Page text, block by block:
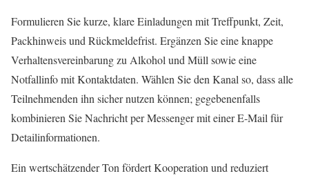
Formulieren Sie kurze, klare Einladungen mit Treffpunkt, Zeit,
Packhinweis und Rückmeldefrist. Ergänzen Sie eine knappe
Verhaltensvereinbarung zu Alkohol und Müll sowie eine
Notfallinfo mit Kontaktdaten. Wählen Sie den Kanal so, dass alle
Teilnehmenden ihn sicher nutzen können; gegebenenfalls
kombinieren Sie Nachricht per Messenger mit einer E‑Mail für
Detailinformationen.
Ein wertschätzender Ton fördert Kooperation und reduziert